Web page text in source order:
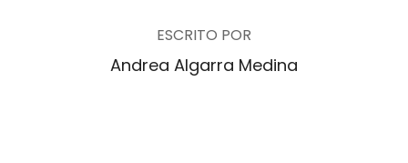
ESCRITO POR
Andrea Algarra Medina